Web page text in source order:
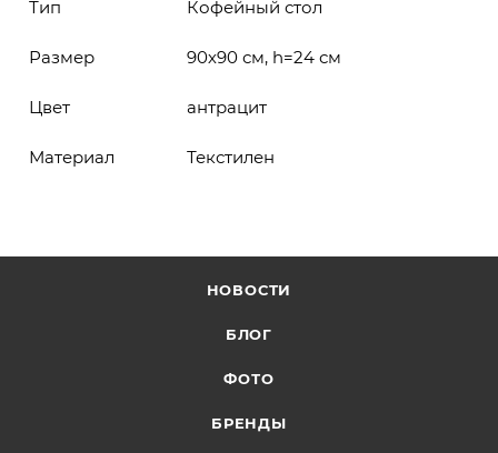
Тип Кофейный стол
Размер 90х90 см, h=24 см
Цвет антрацит
Материал Текстилен
НОВОСТИ
БЛОГ
ФОТО
БРЕНДЫ